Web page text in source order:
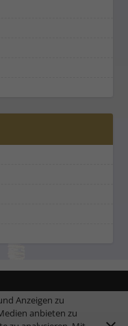
Anzeigen zu
anbieten zu